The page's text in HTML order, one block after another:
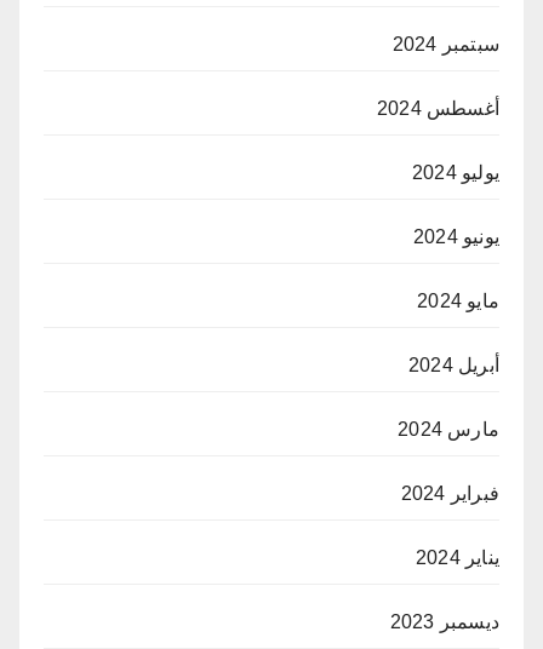
سبتمبر 2024
أغسطس 2024
يوليو 2024
يونيو 2024
مايو 2024
أبريل 2024
مارس 2024
فبراير 2024
يناير 2024
ديسمبر 2023